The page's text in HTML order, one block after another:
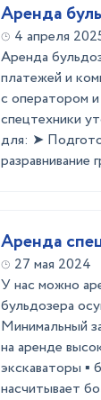
Аренда
4 апреля
Аренда
платежей и
с оператором
спецтехники
для: ➤
разравнивание
Аренда
27 мая 2024
У нас можно
бульдозера
Минимальный
на аренде
экскаваторы ▪️
насчитывает